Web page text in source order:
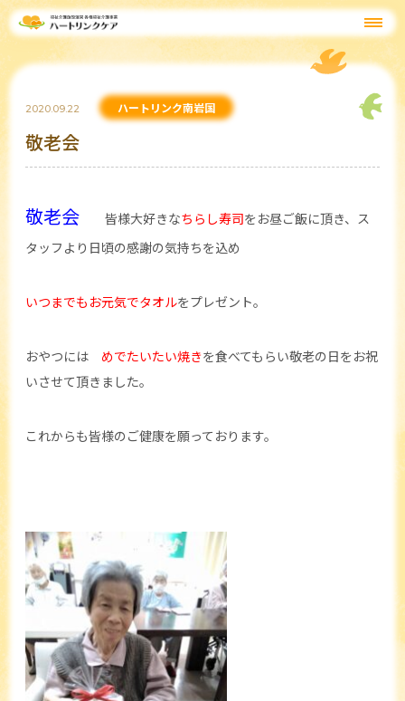
2020.09.22 ハートリンク南岩国
敬老会
敬老会 皆様大好きなちらし寿司をお昼ご飯に頂き、ス
タッフより日頃の感謝の気持ちを込め
いつまでもお元気でタオルをプレゼント。
おやつには めでたいたい焼きを食べてもらい敬老の日をお祝
いさせて頂きました。
これからも皆様のご健康を願っております。